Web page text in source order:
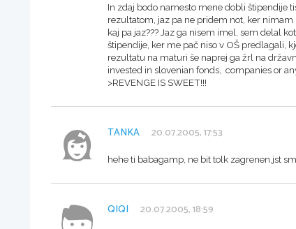
In zdaj bodo namesto mene dobli štipendije
rezultatom, jaz pa ne pridem not, ker nimam
kaj pa jaz??? Jaz ga nisem imel, sem delal
štipendije, ker me pač niso v OŠ predlagali,
rezultatu na maturi še naprej ga žrl na
invested in slovenian fonds, companies or
>REVENGE IS SWEET!!!
TANKA 20.07.2005, 17:53
hehe ti babagamp, ne bit tolk zagrenen.jst
QIQI 20.07.2005, 18:59